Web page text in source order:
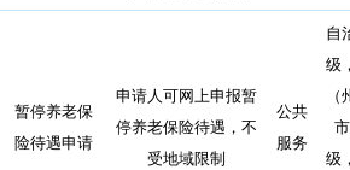
暂停养老保
险待遇申请
申请人可网上申报暂
停养老保险待遇，不
受地域限制
公共
服务
自
级
（
市
级